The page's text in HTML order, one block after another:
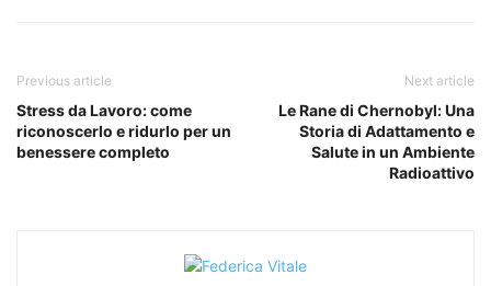
Previous article
Stress da Lavoro: come
riconoscerlo e ridurlo per un
benessere completo
Next article
Le Rane di Chernobyl: Una
Storia di Adattamento e
Salute in un Ambiente
Radioattivo